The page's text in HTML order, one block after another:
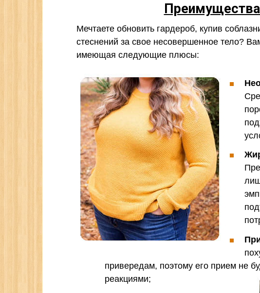
Мечтаете обновить гардероб, купив
стеснений за свое несовершенное тело?
имеющая следующие плюсы:
привередам, поэтому его прием не
реакциями;